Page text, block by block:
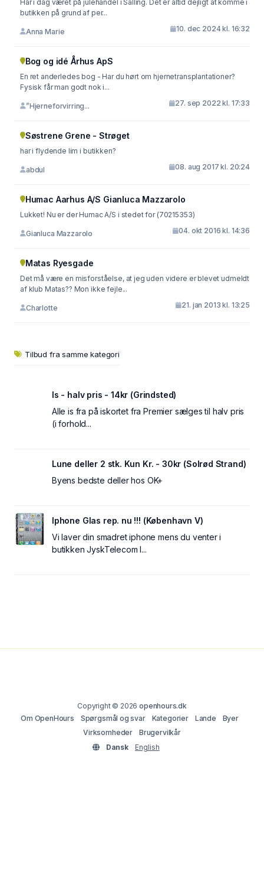
Har i dag været på julehandel i Salling. Det er altid dejligt at komme i
butikken på grund af per...
Anna Marie 10. dec 2024 kl. 16:32
Bog og idé Århus ApS
En ret anderledes bog - Har du hørt om hjernetransplantationer?
Fysisk får man godt nok i...
”Hjerneforvirring... 27. sep 2022 kl. 17:33
Søstrene Grene - Strøget
har i flydende lim i butikken?
abdul 08. aug 2017 kl. 20:24
Humac Aarhus A/S Gianluca Mazzarolo
Lukket! Nu er der Humac A/S i stedet for (70215353)
Gianluca Mazzarolo 04. okt 2016 kl. 14:36
Matas Ryesgade
Det må være en misforståelse, at jeg uden videre er blevet udmeldt
af klub Matas?? Mon ikke fejle...
Charlotte 21. jan 2013 kl. 13:25
Tilbud fra samme kategori
Is - halv pris - 14kr (Grindsted)
Alle is fra på iskortet fra Premier sælges til halv pris
(i forhold...
Lune deller 2 stk. Kun Kr. - 30kr (Solrød Strand)
Byens bedste deller hos OK+
Iphone Glas rep. nu !!! (København V)
Vi laver din smadret iphone mens du venter i
butikken JyskTelecom I...
Copyright © 2026openhours.dk
Om OpenHours
Spørgsmål og svar Kategorier Lande
Byer
Virksomheder
Brugervilkår
Dansk
English